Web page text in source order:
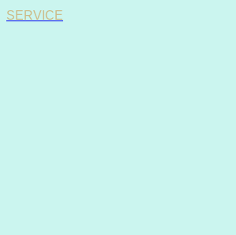
SERVICE